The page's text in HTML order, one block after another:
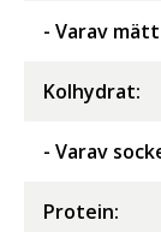
- Varav
Kolhydrat:
- Varav
Protein: